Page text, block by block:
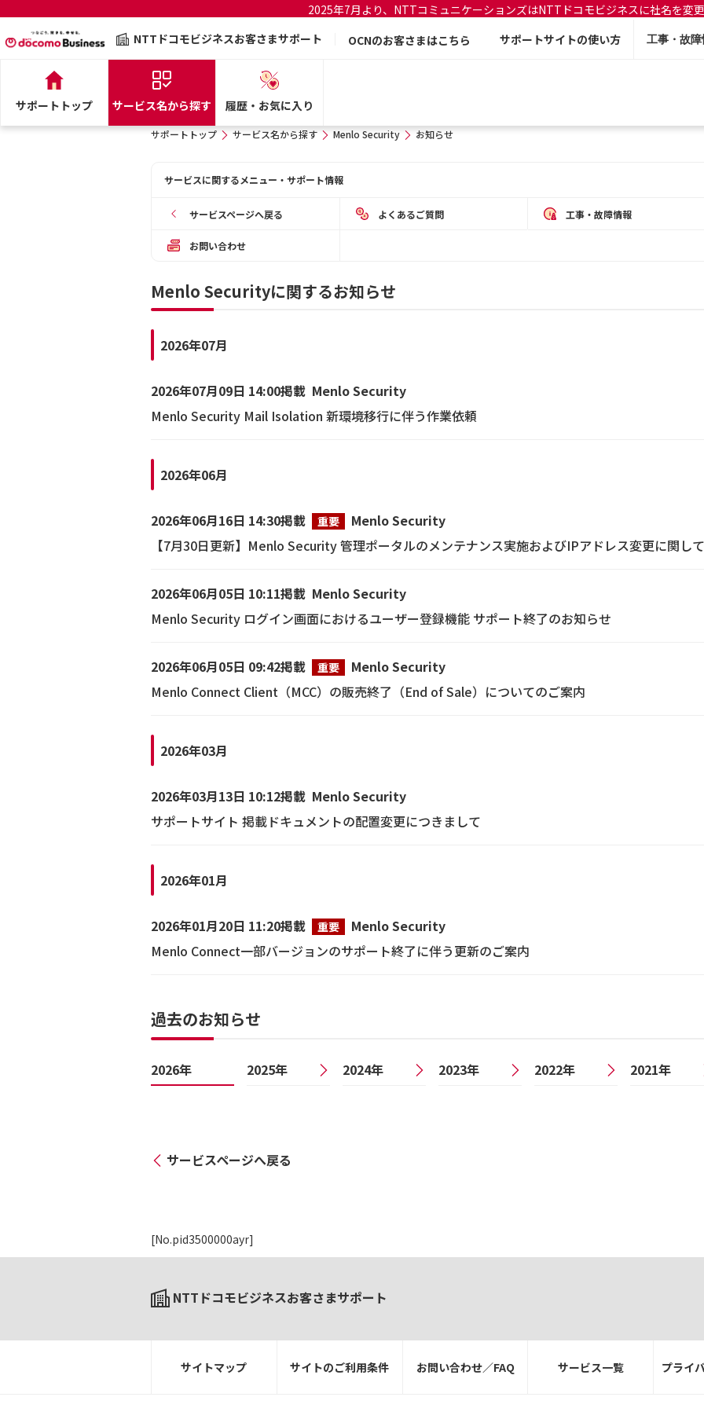
2025年7月より、NTTコミュニケーションズはNTTドコモビジネスに社名を変
NTTドコモビジネスお客さまサポート
OCNのお客さまはこちら サポートサイトの使い方 工事・故
サポートトップ サービス名から探す 履歴・お気に入り
サポートトップ サービス名から探す Menlo Security お知らせ
サービスに関するメニュー・サポート情報
サービスページへ戻る よくあるご質問 工事・故障情報
お問い合わせ
Menlo Securityに関するお知らせ
2026年07月
2026年07月09日 14:00掲載 Menlo Security
Menlo Security Mail Isolation 新環境移行に伴う作業依頼
2026年06月
2026年06月16日 14:30掲載 重要
Menlo Security
【7月30日更新】Menlo Security 管理ポータルのメンテナンス実施およびIPアドレス変更に関して
2026年06月05日 10:11掲載 Menlo Security
Menlo Security ログイン画面におけるユーザー登録機能 サポート終了のお知らせ
2026年06月05日 09:42掲載 重要
Menlo Security
Menlo Connect Client（MCC）の販売終了（End of Sale）についてのご案内
2026年03月
2026年03月13日 10:12掲載 Menlo Security
サポートサイト 掲載ドキュメントの配置変更につきまして
2026年01月
2026年01月20日 11:20掲載 重要
Menlo Security
Menlo Connect一部バージョンのサポート終了に伴う更新のご案内
過去のお知らせ
2026年 2025年 2024年 2023年 2022年 2021年
サービスページへ戻る
[No.pid3500000ayr]
NTTドコモビジネスお客さまサポート
サイトマップ サイトのご利用条件 お問い合わせ／FAQ サービス一覧 プライ